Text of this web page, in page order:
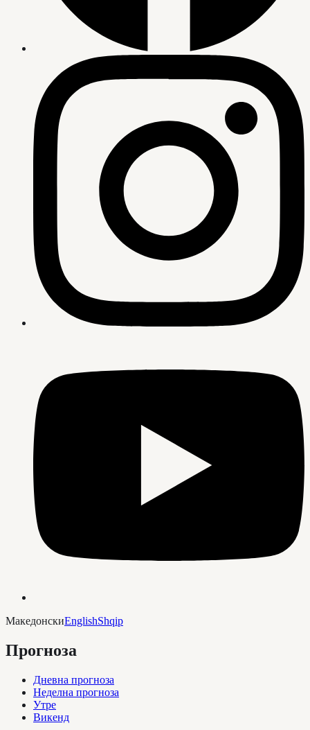
МакедонскиEnglishShqip
Прогноза
Дневна прогноза
Неделна прогноза
Утре
Викенд